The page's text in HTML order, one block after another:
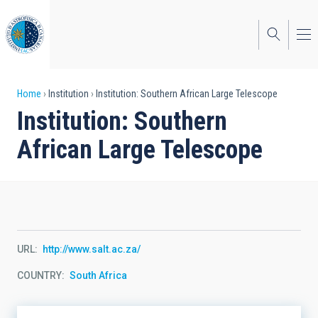
to
main
content
Breadcrumb
Home Institution Institution: Southern African Large Telescope
Institution: Southern
African Large Telescope
URL http://www.salt.ac.za/
COUNTRY South Africa